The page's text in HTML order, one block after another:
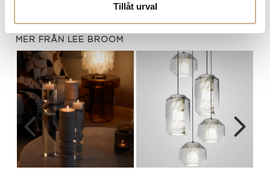
Tillåt urval
MER FRÅN LEE BROOM